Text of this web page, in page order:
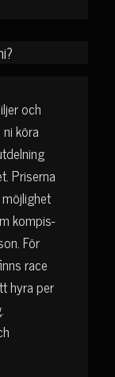
och
köra
Priserna
kompis-
För
race
hyra per